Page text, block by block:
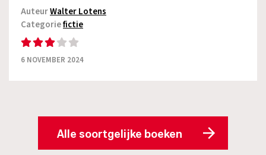
AuteurWalter Lotens
Categoriefictie
6 NOVEMBER 2024
Alle soortgelijke boeken